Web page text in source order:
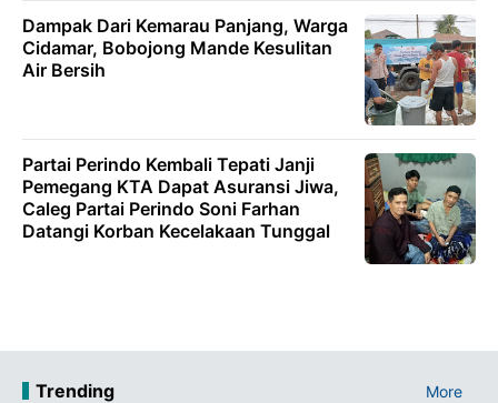
Dampak Dari Kemarau Panjang, Warga
Cidamar, Bobojong Mande Kesulitan
Air Bersih
Partai Perindo Kembali Tepati Janji
Pemegang KTA Dapat Asuransi Jiwa,
Caleg Partai Perindo Soni Farhan
Datangi Korban Kecelakaan Tunggal
Trending More